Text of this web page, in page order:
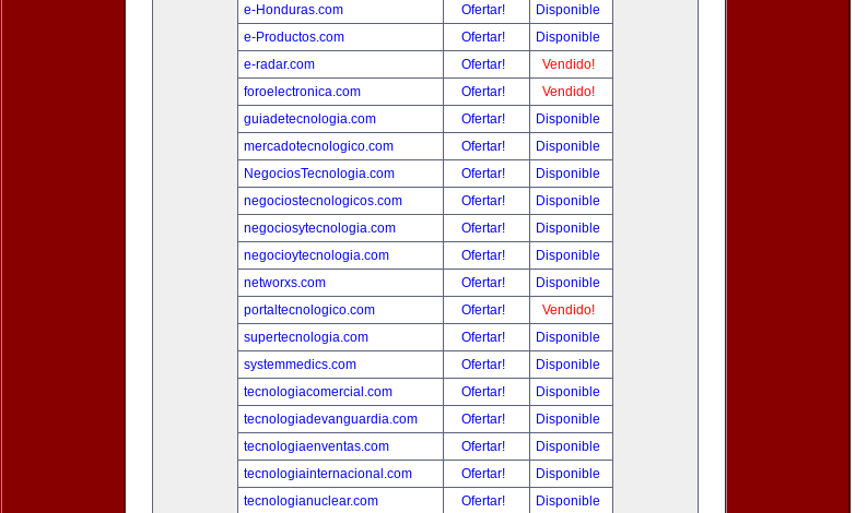
e-Honduras.com
Ofertar!
Disponible
e-Productos.com
Ofertar!
Disponible
e-radar.com
Ofertar!
Vendido!
foroelectronica.com
Ofertar!
Vendido!
guiadetecnologia.com
Ofertar!
Disponible
mercadotecnologico.com
Ofertar!
Disponible
NegociosTecnologia.com
Ofertar!
Disponible
negociostecnologicos.com
Ofertar!
Disponible
negociosytecnologia.com
Ofertar!
Disponible
negocioytecnologia.com
Ofertar!
Disponible
networxs.com
Ofertar!
Disponible
portaltecnologico.com
Ofertar!
Vendido!
supertecnologia.com
Ofertar!
Disponible
systemmedics.com
Ofertar!
Disponible
tecnologiacomercial.com
Ofertar!
Disponible
tecnologiadevanguardia.com
Ofertar!
Disponible
tecnologiaenventas.com
Ofertar!
Disponible
tecnologiainternacional.com
Ofertar!
Disponible
tecnologianuclear.com
Ofertar!
Disponible